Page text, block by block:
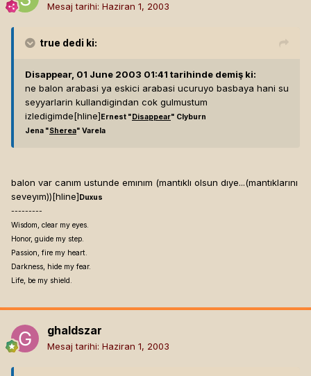
Mesaj tarihi: Haziran 1, 2003
true dedi ki:
Disappear, 01 June 2003 01:41 tarihinde demiş ki:
ne balon arabasi ya eskici arabasi ucuruyo basbaya hani su
seyyarlarin kullandigindan cok gulmustum
izledigimde[hline] Ernest " Disappear" Clyburn
Jena "Sherea" Varela
balon var canım ustunde emınım (mantıklı olsun dıye...(mantıklarını
seveyım))[hline] Duxus
---------
Wisdom, clear my eyes.
Honor, guide my step.
Passion, fire my heart.
Darkness, hide my fear.
Life, be my shield.
ghaldszar
Mesaj tarihi: Haziran 1, 2003